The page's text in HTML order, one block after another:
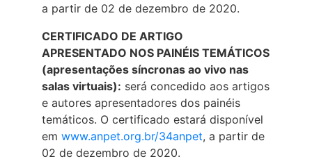
a partir de 02 de dezembro de 2020.
CERTIFICADO DE ARTIGO
APRESENTADO NOS PAINÉIS TEMÁTICOS
(apresentações síncronas ao vivo nas
salas virtuais): será concedido aos artigos
e autores apresentadores dos painéis
temáticos. O certificado estará disponível
em www.anpet.org.br/34anpet, a partir de
02 de dezembro de 2020.